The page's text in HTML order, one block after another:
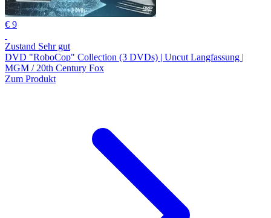
€ 9
Zustand Sehr gut
DVD "RoboCop" Collection (3 DVDs) | Uncut Langfassung |
MGM / 20th Century Fox
Zum Produkt